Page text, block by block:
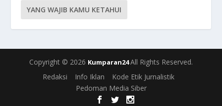
YANG WAJIB KAMU KETAHUI
Copyright © 2026 Kumparan24All Rights Reserved.
Redaksi
Info Iklan
Kode Etik Jurnalistik
Pedoman Media Siber